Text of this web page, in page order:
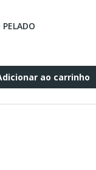
ao carrinho